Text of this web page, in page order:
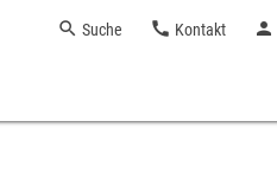
 Suche  Kontakt 